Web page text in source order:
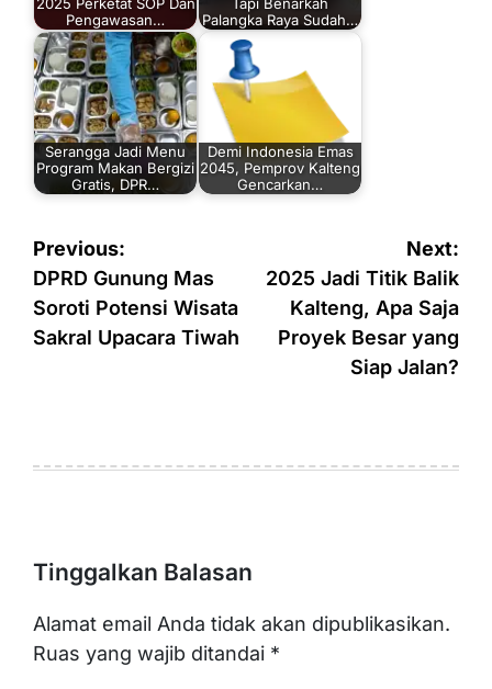
Pengawasan…
Palangka Raya Sudah…
Serangga Jadi Menu
Program Makan Bergizi
Gratis, DPR…
Demi Indonesia Emas
2045, Pemprov Kalteng
Gencarkan…
Navigasi
pos
Previous:
DPRD Gunung Mas
Soroti Potensi Wisata
Sakral Upacara Tiwah
Next:
2025 Jadi Titik Balik
Kalteng, Apa Saja
Proyek Besar yang
Siap Jalan?
Tinggalkan Balasan
Alamat email Anda tidak akan dipublikasikan.
Ruas yang wajib ditandai *